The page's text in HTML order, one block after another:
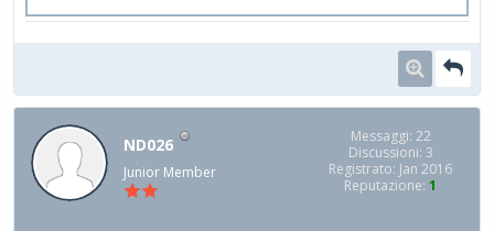
ND026
Junior Member
Messaggi: 22
Discussioni: 3
Registrato: Jan 2016
Reputazione: 1